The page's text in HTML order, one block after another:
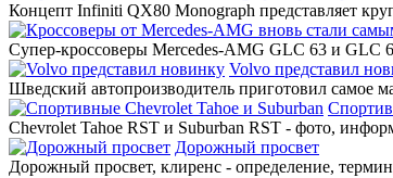
Концепт Infiniti QX80 Monograph представляет
Супер-кроссоверы Mercedes-AMG GLC 63 и GLC
Volvo представил
Шведский автопроизводитель приготовил самое
Chevrolet Tahoe RST и Suburban RST - фото,
Дорожный просвет
Дорожный просвет, клиренс - определение,